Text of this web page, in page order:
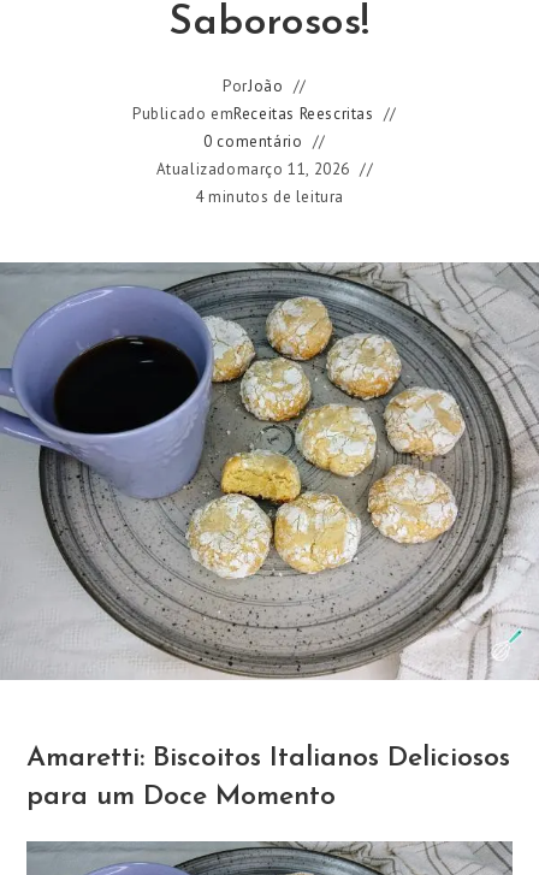
Saborosos!
PorJoão
Publicado emReceitas Reescritas
0 comentário
Atualizadomarço 11, 2026
4 minutos de leitura
Amaretti: Biscoitos Italianos Deliciosos
para um Doce Momento